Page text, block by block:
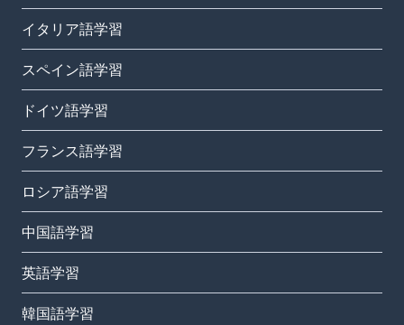
イタリア語学習
スペイン語学習
ドイツ語学習
フランス語学習
ロシア語学習
中国語学習
英語学習
韓国語学習